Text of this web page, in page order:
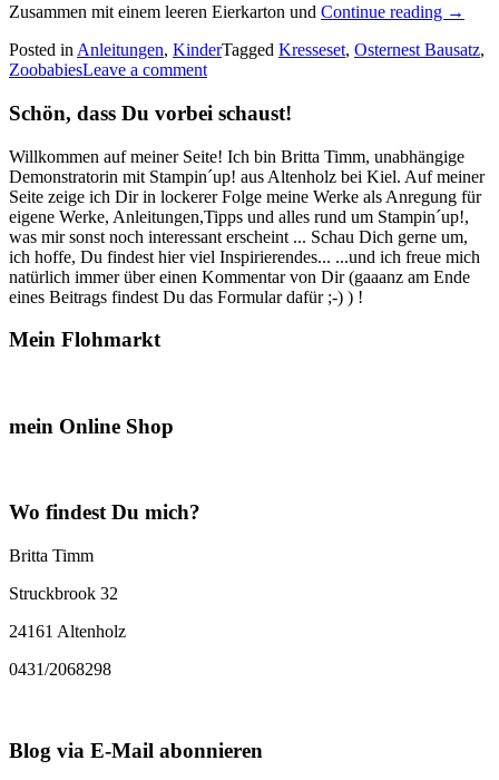
Zusammen mit einem leeren Eierkarton und Continue reading „Eine
für
→
Posted in Anleitungen, KinderTagged Kresseset, Osternest Bausatz,
ZoobabiesLeave a comment
Schön, dass Du vorbei schaust!
Willkommen auf meiner Seite! Ich bin Britta Timm, unabhängige
Demonstratorin mit Stampin´up! aus Altenholz bei Kiel. Auf meiner
Seite zeige ich Dir in lockerer Folge meine Werke als Anregung für
eigene Werke, Anleitungen,Tipps und alles rund um Stampin´up!,
was mir sonst noch interessant erscheint ... Schau Dich gerne um,
ich hoffe, Du findest hier viel Inspirierendes... ...und ich freue mich
natürlich immer über einen Kommentar von Dir (gaaanz am Ende
eines Beitrags findest Du das Formular dafür ;-) ) !
Mein Flohmarkt
mein Online Shop
Wo findest Du mich?
Britta Timm
Struckbrook 32
24161 Altenholz
0431/2068298
Blog via E-Mail abonnieren